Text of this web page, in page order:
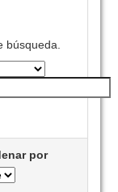
búsqueda.
por